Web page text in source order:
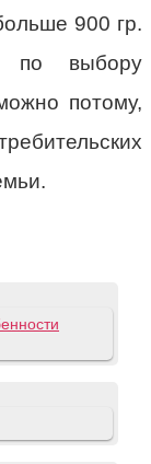
900 гр.
по выбору
потому,